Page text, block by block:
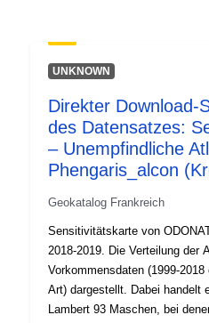
Typ:
UNKNOWN
Direkter Download-
des Datensatzes:
– Unempfindliche
Phengaris_alcon
Geokatalog Frankreich
Sensitivitätskarte von
2018-2019. Die Verteilung der Art wird anhand neuerer
Vorkommensdaten (1999-
Art) dargestellt. Dabei handelt
Lambert 93 Maschen, bei